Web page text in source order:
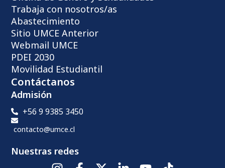
Trabaja con nosotros/as
Abastecimiento
Sitio UMCE Anterior
Webmail UMCE
PDEI 2030
Movilidad Estudiantil
Contáctanos
Admisión
+56 9 9385 3450
contacto@umce.cl
Nuestras redes